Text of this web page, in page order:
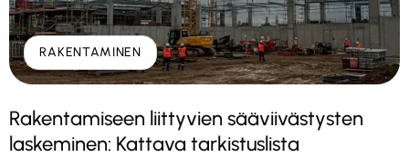
RAKENTAMINEN
Rakentamiseen liittyvien sääviivästysten
laskeminen: Kattava tarkistuslista